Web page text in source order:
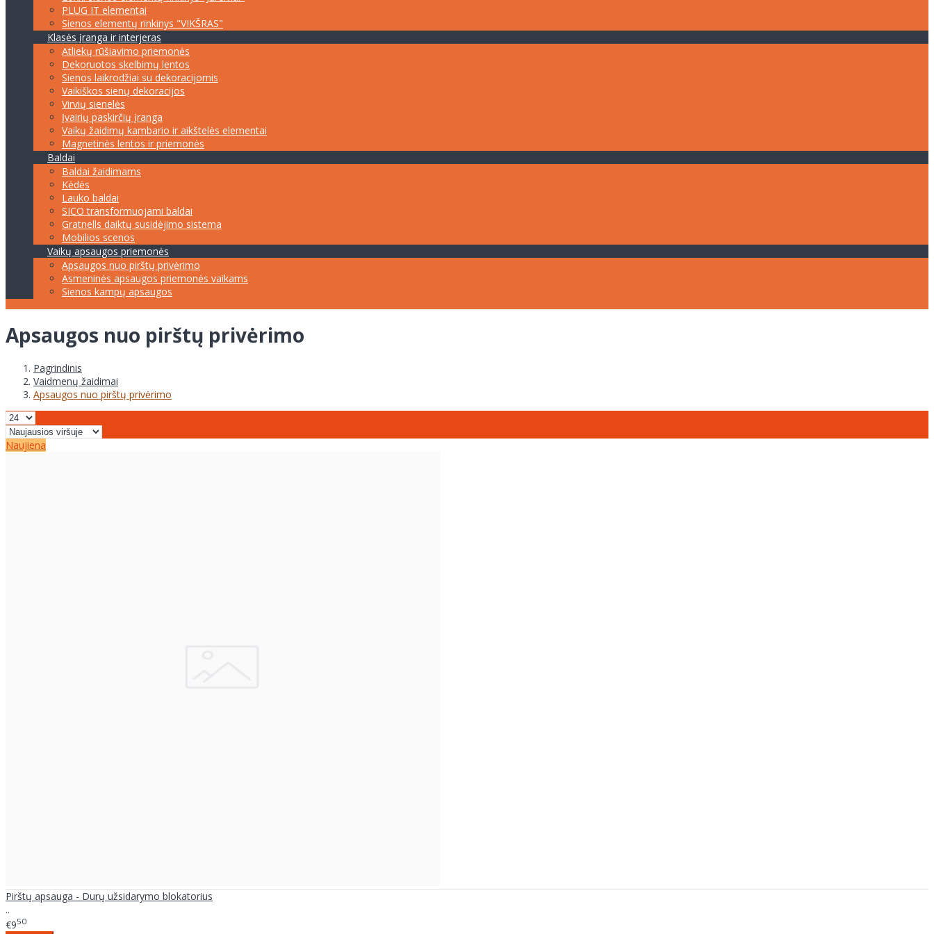
PLUG IT elementai
Sienos elementų rinkinys "VIKŠRAS"
Klasės įranga ir interjeras
Atliekų rūšiavimo priemonės
Dekoruotos skelbimų lentos
Sienos laikrodžiai su dekoracijomis
Vaikiškos sienų dekoracijos
Virvių sienelės
Įvairių paskirčių įranga
Vaikų žaidimų kambario ir aikštelės elementai
Magnetinės lentos ir priemonės
Baldai
Baldai žaidimams
Kėdės
Lauko baldai
SICO transformuojami baldai
Gratnells daiktų susidėjimo sistema
Mobilios scenos
Vaikų apsaugos priemonės
Apsaugos nuo pirštų privėrimo
Asmeninės apsaugos priemonės vaikams
Sienos kampų apsaugos
Apsaugos nuo pirštų privėrimo
Pagrindinis
Vaidmenų žaidimai
Apsaugos nuo pirštų privėrimo
Naujiena
Pirštų apsauga - Durų užsidarymo blokatorius
..
€950